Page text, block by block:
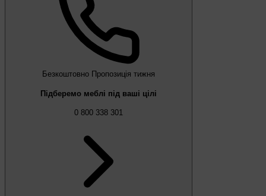
Безкоштовно Пропозиція тижня
Підберемо меблі під ваші цілі
0 800 338 301